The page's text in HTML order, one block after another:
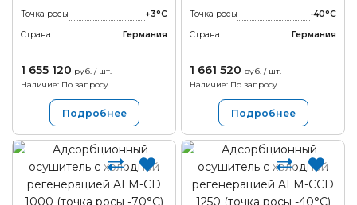
Точка росы
+3°С
Страна
Германия
1 655 120 руб. / шт.
Наличие: По запросу
Подробнее
Точка росы
-40°С
Страна
Германия
1 661 520 руб. / шт.
Наличие: По запросу
Подробнее